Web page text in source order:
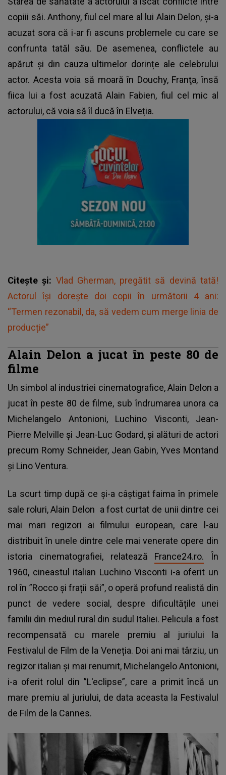
copiii săi. Anthony, fiul cel mare al lui Alain Delon, și-a
acuzat sora că i-ar fi ascuns problemele cu care se
confrunta tatăl său. De asemenea, conflictele au
apărut și din cauza ultimelor dorințe ale celebrului
actor. Acesta voia să moară în Douchy, Franţa, însă
fiica lui a fost acuzată Alain Fabien, fiul cel mic al
actorului, că voia să îl ducă în Elveția.
Citește și: Vlad Gherman, pregătit să devină tată!
Actorul își dorește doi copii în următorii 4 ani:
“Termen rezonabil, da, să vedem cum merge linia de
producție”
Alain Delon a jucat în peste 80 de
filme
Un simbol al industriei cinematografice, Alain Delon a
jucat în peste 80 de filme, sub îndrumarea unora ca
Michelangelo Antonioni, Luchino Visconti, Jean-
Pierre Melville şi Jean-Luc Godard, şi alături de actori
precum Romy Schneider, Jean Gabin, Yves Montand
şi Lino Ventura.
La scurt timp după ce și-a câștigat faima în primele
sale roluri,Alain Delon a fost curtat de unii dintre cei
mai mari regizori ai filmului european, care l-au
distribuit în unele dintre cele mai venerate opere din
istoria cinematografiei, relatează France24.ro. În
1960, cineastul italian Luchino Visconti i-a oferit un
rol în ”Rocco și frații săi”, o operă profund realistă din
punct de vedere social, despre dificultățile unei
familii din mediul rural din sudul Italiei. Pelicula a fost
recompensată cu marele premiu al juriului la
Festivalul de Film de la Veneția. Doi ani mai târziu, un
regizor italian și mai renumit, Michelangelo Antonioni,
i-a oferit rolul din ”L'eclipse”, care a primit încă un
mare premiu al juriului, de data aceasta la Festivalul
de Film de la Cannes.